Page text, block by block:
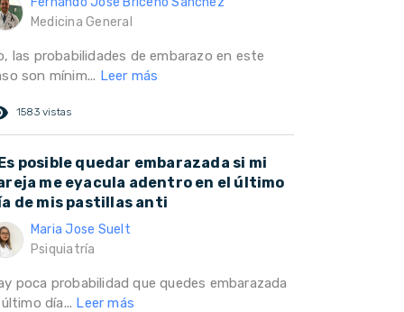
Medicina General
las probabilidades de embarazo en este
son mínim... Leer más
1583 vistas
posible quedar embarazada si mi
me eyacula adentro en el último
de mis pastillas anti
Maria Jose Suelt
Psiquiatría
poca probabilidad que quedes embarazada
día... Leer más